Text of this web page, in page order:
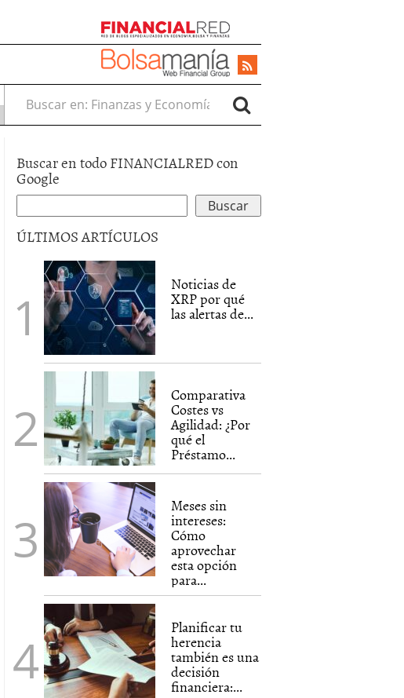
Buscar en:
Buscar en todo FINANCIALRED con
Google
ÚLTIMOS ARTÍCULOS
Noticias de
XRP por qué
las alertas de...
Comparativa
Costes vs
Agilidad: ¿Por
qué el
Préstamo...
Meses sin
intereses:
Cómo
aprovechar
esta opción
para...
Planificar tu
herencia
también es una
decisión
financiera:...